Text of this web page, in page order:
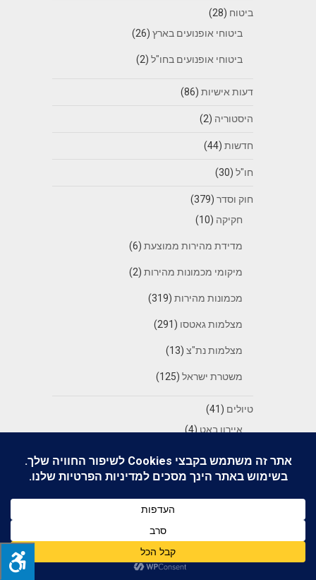
ביטוח (28)
ביטוחי אופנועים בארץ(26)
ביטוחי אופנועים בחו"ל(2)
דעות אישיות(86)
היסטוריה (2)
חדשות(44)
חו"ל(30)
חוק וסדר(379)
חקיקה (10)
מדידת מהירות ממוצעת(6)
מיקומי מכמונות מהירות(2)
מכמונות מהירות(319)
מצלמות גאטסו (291)
מצלמות נת"צ(13)
משטרת ישראל(125)
טיולים (41)
איירון באט (4)
הרכיבה למצדה פורום 8
טיולי אופנועים בחו"ל(8)
(5)
טיפים(70)